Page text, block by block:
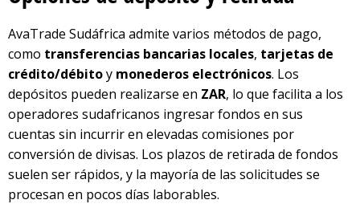
AvaTrade Sudáfrica admite varios métodos de pago,
como transferencias bancarias locales, tarjetas de
crédito/débitoy monederos electrónicos. Los
depósitos pueden realizarse en ZAR, lo que facilita a los
operadores sudafricanos ingresar fondos en sus
cuentas sin incurrir en elevadas comisiones por
conversión de divisas. Los plazos de retirada de fondos
suelen ser rápidos, y la mayoría de las solicitudes se
procesan en pocos días laborables.